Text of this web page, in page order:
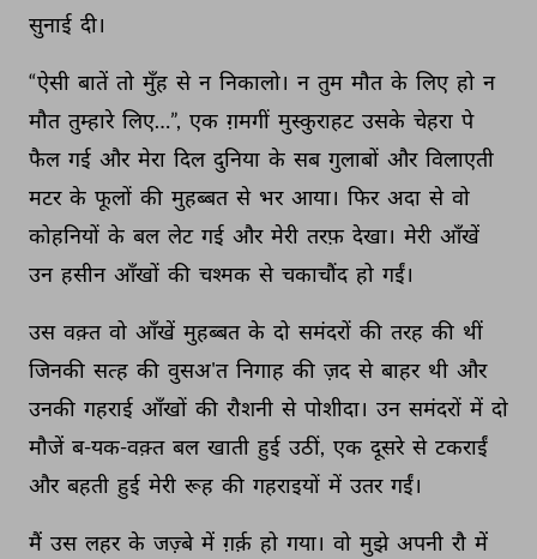
सुनाई दी।
“ऐसी बातें तो मुँह से न निकालो। न तुम मौत के लिए हो न
मौत तुम्हारे लिए…”, एक ग़मगीं मुस्कुराहट उसके चेहरा पे
फैल गई और मेरा दिल दुनिया के सब गुलाबों और विलाएती
मटर के फूलों की मुहब्बत से भर आया। फिर अदा से वो
कोहनियों के बल लेट गई और मेरी तरफ़ देखा। मेरी आँखें
उन हसीन आँखों की चश्मक से चकाचौंद हो गईं।
उस वक़्त वो आँखें मुहब्बत के दो समंदरों की तरह की थीं
जिनकी सत्ह की वुसअ'त निगाह की ज़द से बाहर थी और
उनकी गहराई आँखों की रौशनी से पोशीदा। उन समंदरों में दो
मौजें ब-यक-वक़्त बल खाती हुई उठीं, एक दूसरे से टकराईं
और बहती हुई मेरी रूह की गहराइयों में उतर गईं।
मैं उस लहर के जज़्बे में ग़र्क़ हो गया। वो मुझे अपनी रौ में